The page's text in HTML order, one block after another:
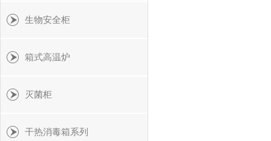
生物安全柜
箱式高温炉
灭菌柜
干热消毒箱系列